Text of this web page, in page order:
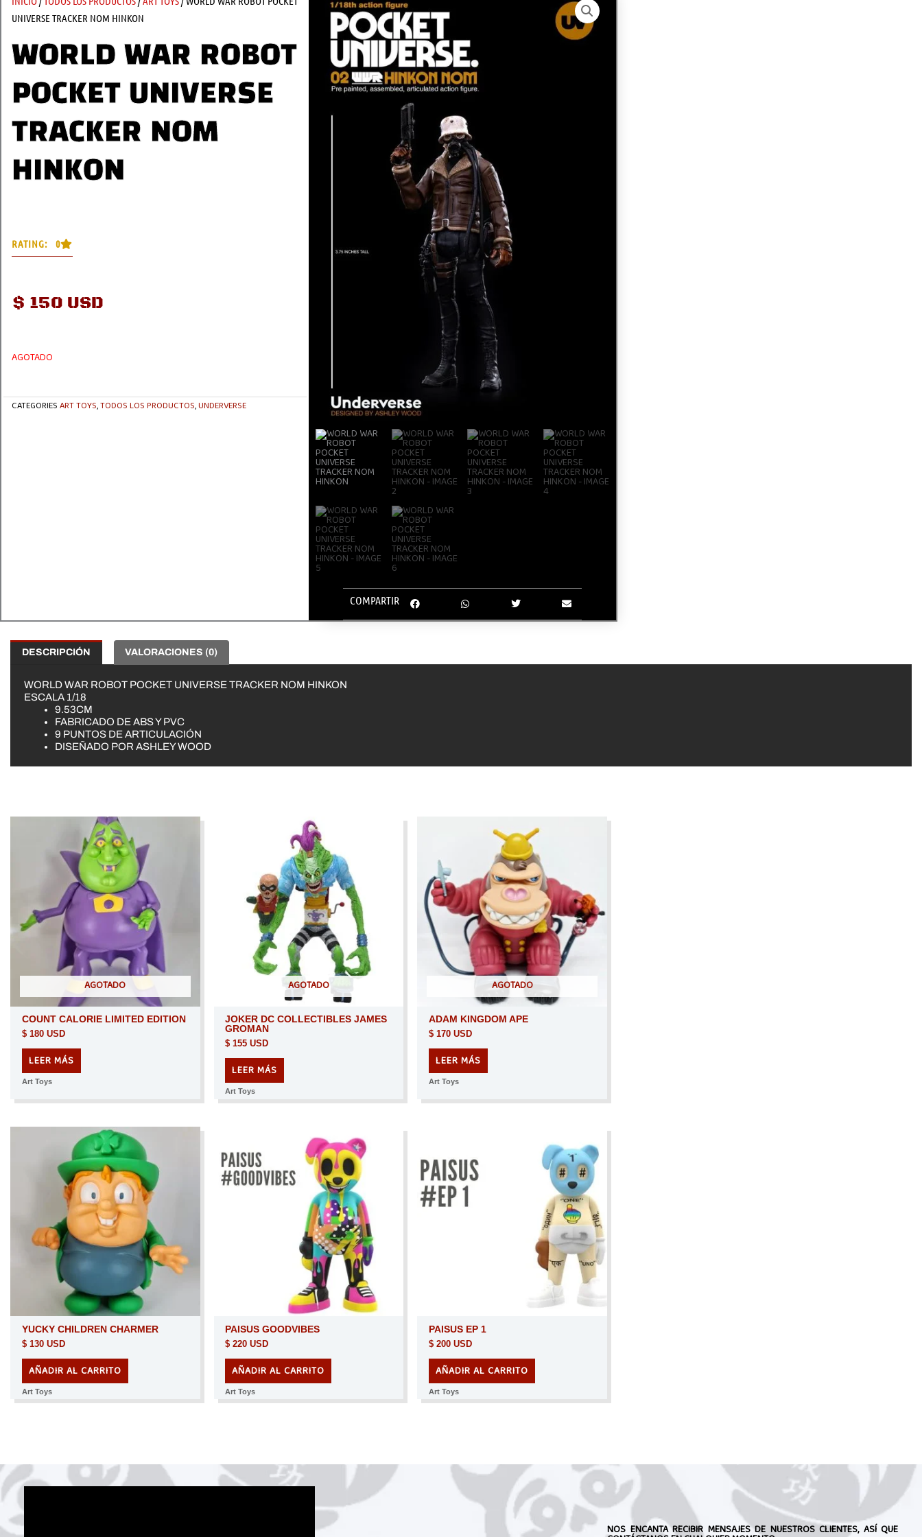
UNIVERSE TRACKER NOM HINKON
WORLD WAR ROBOT
POCKET UNIVERSE
TRACKER NOM
HINKON
RATING: 0
$ 150 USD
AGOTADO
CATEGORIESART TOYS,TODOS LOS PRODUCTOS,UNDERVERSE
COMPARTIR
DESCRIPCIÓN VALORACIONES (0)
WORLD WAR ROBOT POCKET UNIVERSE TRACKER NOM HINKON
ESCALA 1/18
9.53CM
FABRICADO DE ABS Y PVC
9 PUNTOS DE ARTICULACIÓN
DISEÑADO POR ASHLEY WOOD
AGOTADO
COUNT CALORIE LIMITED EDITION
$180 USD
LEER MÁS
Art Toys
AGOTADO
JOKER DC COLLECTIBLES JAMES
GROMAN
$ 155 USD
LEER MÁS
Art Toys
AGOTADO
ADAM KINGDOM APE
$ 170 USD
LEER MÁS
Art Toys
YUCKY CHILDREN CHARMER
$130 USD
AÑADIR AL CARRITO
Art Toys
PAISUS GOODVIBES
$ 220 USD
AÑADIR AL CARRITO
Art Toys
PAISUS EP 1
$ 200 USD
AÑADIR AL CARRITO
Art Toys
NOS ENCANTA RECIBIR MENSAJES DE NUESTROS CLIENTES, ASÍ QUE